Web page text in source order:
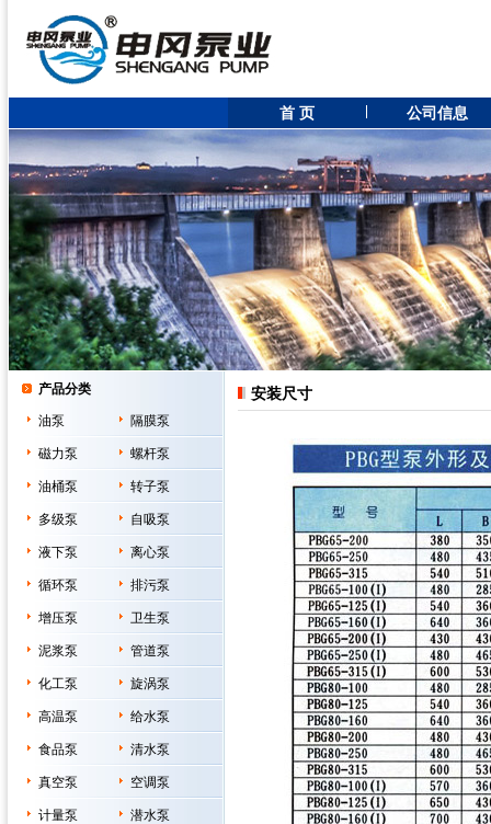
首 页 公司信息
产品分类
油泵 隔膜泵
磁力泵 螺杆泵
油桶泵 转子泵
多级泵 自吸泵
液下泵 离心泵
循环泵 排污泵
增压泵 卫生泵
泥浆泵 管道泵
化工泵 旋涡泵
高温泵 给水泵
食品泵 清水泵
真空泵 空调泵
计量泵 潜水泵
安装尺寸